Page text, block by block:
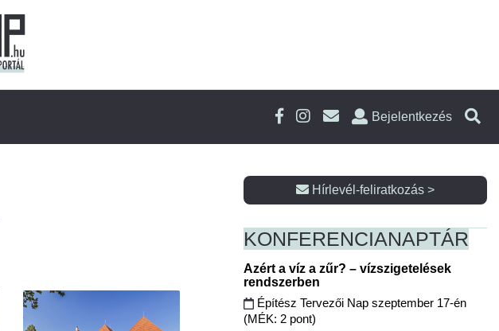
Bejelentkezés
Hírlevél-feliratkozás >
KONFERENCIANAPTÁR
Azért a víz a zűr? – vízszigetelések
rendszerben
Építész Tervezői Nap szeptember 17-én
(MÉK: 2 pont)